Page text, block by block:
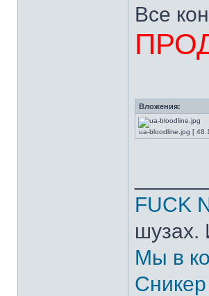
Все
Вложения:
ua-bloodline.jpg [
FUCK
шузах.
Мы в